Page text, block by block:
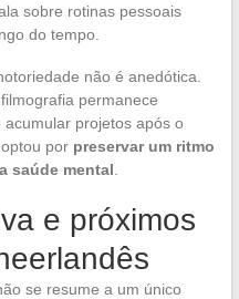
sobre rotinas pessoais
do tempo.
não é anedótica.
permanece
projetos após o
por preservar um ritmo
saúde mental
e próximos
se resume a um único